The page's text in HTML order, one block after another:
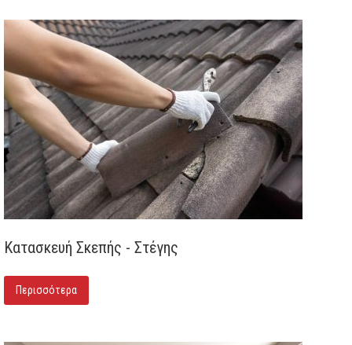
Κατασκευή Σκεπής - Στέγης
Περισσότερα